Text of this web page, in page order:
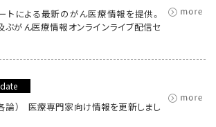
トによる最新のがん医療情報を提供。
ぶがん医療情報オンラインライブ配信セ
論） 医療専門家向け情報を更新しまし